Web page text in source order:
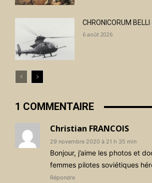
CHRONICORUM
6 août 2026
1 COMMENTAIRE
Christian FRANCOIS
29 novembre 2020 à 21 h 35 min
Bonjour, j’aime les photos et
femmes pilotes soviétiques
Répondre